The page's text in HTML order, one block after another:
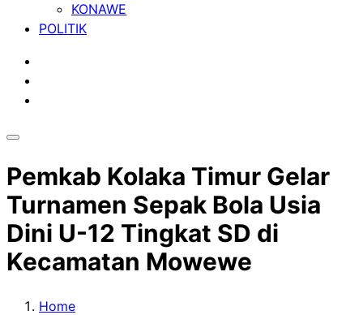
KONAWE
POLITIK
Pemkab Kolaka Timur Gelar
Turnamen Sepak Bola Usia
Dini U-12 Tingkat SD di
Kecamatan Mowewe
Home